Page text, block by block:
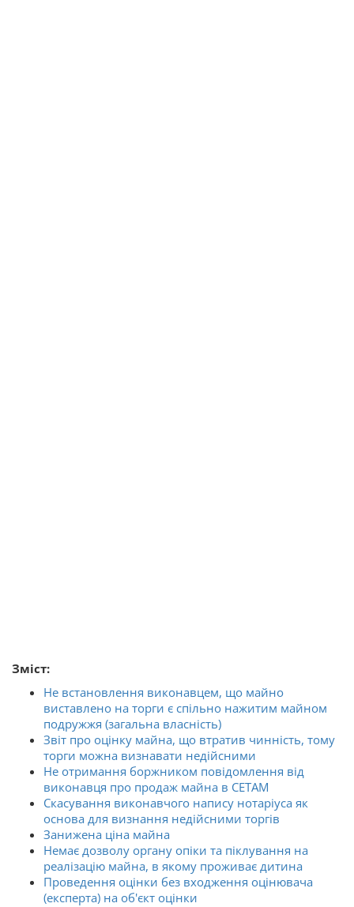
Зміст:
Не встановлення виконавцем, що майно
виставлено на торги є спільно нажитим майном
подружжя (загальна власність)
Звіт про оцінку майна, що втратив чинність, тому
торги можна визнавати недійсними
Не отримання боржником повідомлення від
виконавця про продаж майна в СЕТАМ
Скасування виконавчого напису нотаріуса як
основа для визнання недійсними торгів
Занижена ціна майна
Немає дозволу органу опіки та піклування на
реалізацію майна, в якому проживає дитина
Проведення оцінки без входження оцінювача
(експерта) на об'єкт оцінки